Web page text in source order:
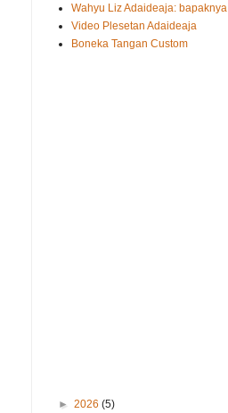
Wahyu Liz Adaideaja:
Video Plesetan Adaideaja
Boneka Tangan Custom
► 2026 (5)